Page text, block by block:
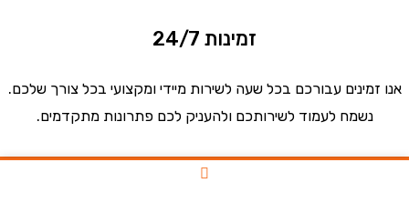
זמינות 24/7
עבורכם בכל שעה לשירות מיידי ומקצועי בכל צורך שלכם.
נשמח לעמוד לשירותכם ולהעניק לכם פתרונות מתקדמים.